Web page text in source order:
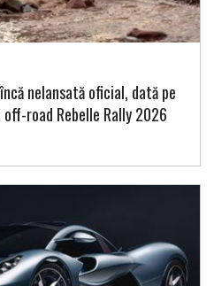
nelansată oficial, dată pe
road Rebelle Rally 2026